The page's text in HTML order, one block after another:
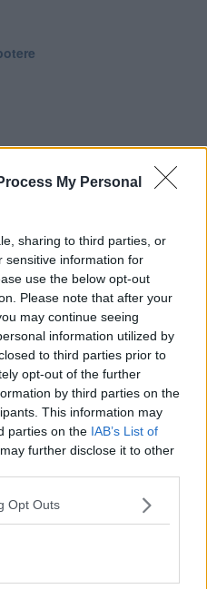
My Personal
sharing to third parties, or
sensitive information for
use the below opt-out
Please note that after your
may continue seeing
information utilized by
to third parties prior to
opt-out of the further
by third parties on the
This information may
parties on the IAB’s List of
further disclose it to other
Opt Outs
dire